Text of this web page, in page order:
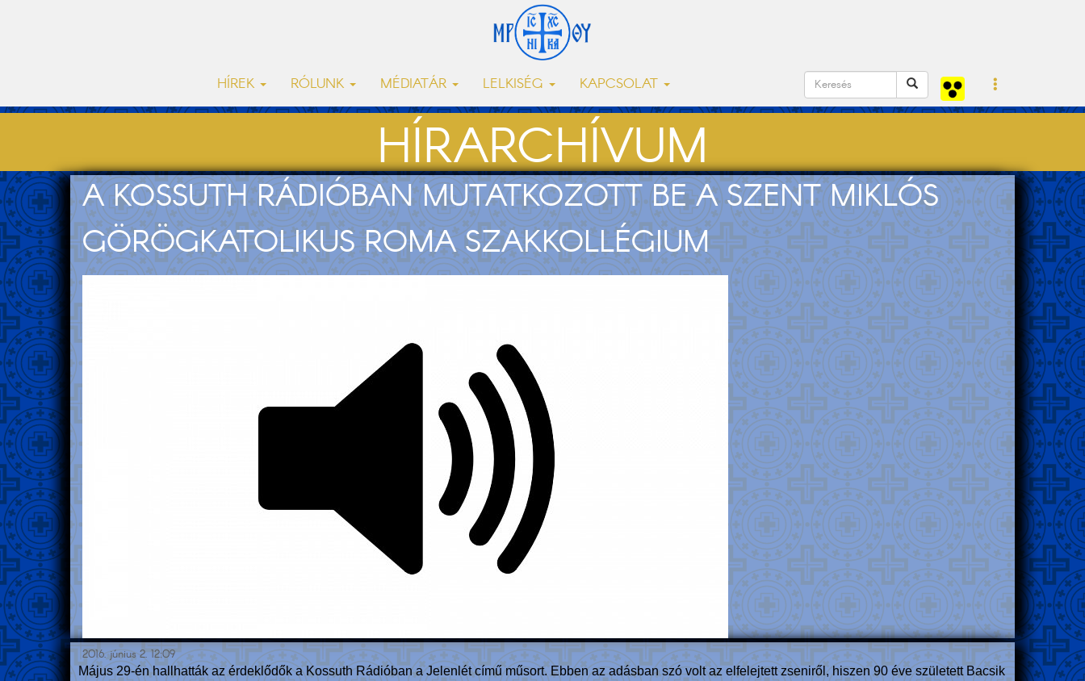
HÍREK RÓLUNK MÉDIATÁR LELKISÉG KAPCSOLAT
HÍRARCHÍVUM
A KOSSUTH RÁDIÓBAN MUTATKOZOTT BE A SZENT MIKLÓS
GÖRÖGKATOLIKUS ROMA SZAKKOLLÉGIUM
2016. június 2. 12:09
Május 29-én hallhatták az érdeklődők a Kossuth Rádióban a Jelenlét című műsort. Ebben az adásban szó volt az elfelejtett zseniről, hiszen 90 éve született Bacsik